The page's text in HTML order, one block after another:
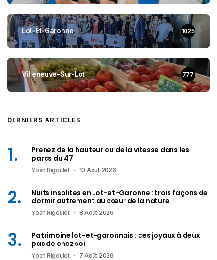
Lot-Et-Garonne 1025
Villeneuve-Sur-Lot 777
DERNIERS ARTICLES
Prenez de la hauteur ou de la vitesse dans les
parcs du 47
Yoan Rigoulet 10 Août 2026
Nuits insolites en Lot-et-Garonne : trois façons de
dormir autrement au cœur de la nature
Yoan Rigoulet 8 Août 2026
Patrimoine lot-et-garonnais : ces joyaux à deux
pas de chez soi
Yoan Rigoulet 7 Août 2026